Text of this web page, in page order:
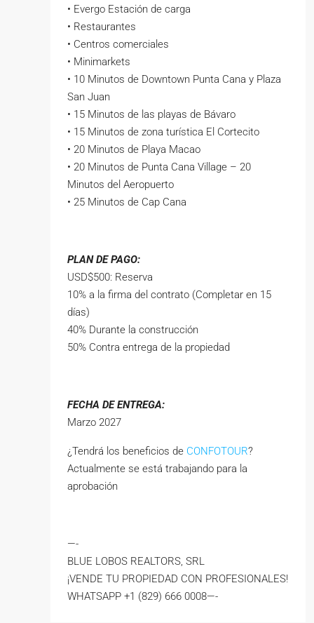
• Evergo Estación de carga
• Restaurantes
• Centros comerciales
• Minimarkets
• 10 Minutos de Downtown Punta Cana y Plaza
San Juan
• 15 Minutos de las playas de Bávaro
• 15 Minutos de zona turística El Cortecito
• 20 Minutos de Playa Macao
• 20 Minutos de Punta Cana Village – 20
Minutos del Aeropuerto
• 25 Minutos de Cap Cana
PLAN DE PAGO:
USD$500: Reserva
10% a la firma del contrato (Completar en 15
días)
40% Durante la construcción
50% Contra entrega de la propiedad
FECHA DE ENTREGA:
Marzo 2027
¿Tendrá los beneficios de CONFOTOUR?
Actualmente se está trabajando para la
aprobación
—-
BLUE LOBOS REALTORS, SRL
¡VENDE TU PROPIEDAD CON PROFESIONALES!
WHATSAPP +1 (829) 666 0008—-